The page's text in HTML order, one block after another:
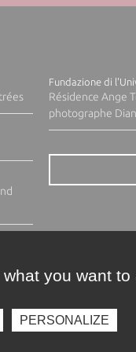
Fundazione di
Résidence Ange
photographe
you want to
PERSONALIZE